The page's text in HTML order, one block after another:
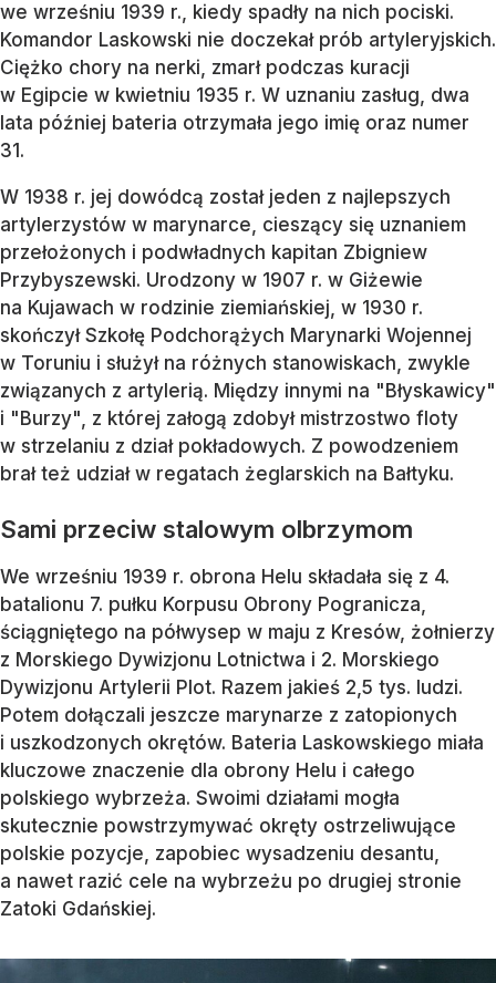
we wrześniu 1939 r., kiedy spadły na nich pociski.
Komandor Laskowski nie doczekał prób artyleryjskich.
Ciężko chory na nerki, zmarł podczas kuracji
w Egipcie w kwietniu 1935 r. W uznaniu zasług, dwa
lata później bateria otrzymała jego imię oraz numer
31.
W 1938 r. jej dowódcą został jeden z najlepszych
artylerzystów w marynarce, cieszący się uznaniem
przełożonych i podwładnych kapitan Zbigniew
Przybyszewski. Urodzony w 1907 r. w Giżewie
na Kujawach w rodzinie ziemiańskiej, w 1930 r.
skończył Szkołę Podchorążych Marynarki Wojennej
w Toruniu i służył na różnych stanowiskach, zwykle
związanych z artylerią. Między innymi na "Błyskawicy"
i "Burzy", z której załogą zdobył mistrzostwo floty
w strzelaniu z dział pokładowych. Z powodzeniem
brał też udział w regatach żeglarskich na Bałtyku.
Sami przeciw stalowym olbrzymom
We wrześniu 1939 r. obrona Helu składała się z 4.
batalionu 7. pułku Korpusu Obrony Pogranicza,
ściągniętego na półwysep w maju z Kresów, żołnierzy
z Morskiego Dywizjonu Lotnictwa i 2. Morskiego
Dywizjonu Artylerii Plot. Razem jakieś 2,5 tys. ludzi.
Potem dołączali jeszcze marynarze z zatopionych
i uszkodzonych okrętów. Bateria Laskowskiego miała
kluczowe znaczenie dla obrony Helu i całego
polskiego wybrzeża. Swoimi działami mogła
skutecznie powstrzymywać okręty ostrzeliwujące
polskie pozycje, zapobiec wysadzeniu desantu,
a nawet razić cele na wybrzeżu po drugiej stronie
Zatoki Gdańskiej.